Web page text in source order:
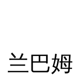
兰巴